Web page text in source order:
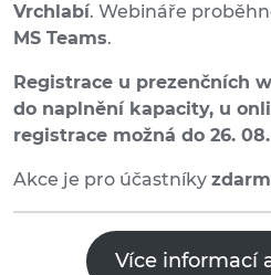
Vrchlabí. Webináře
MS Teams.
Registrace u prezenčních
do naplnění kapacity, u
registrace možná do 26. 08.
Akce je pro účastníky
Více informací